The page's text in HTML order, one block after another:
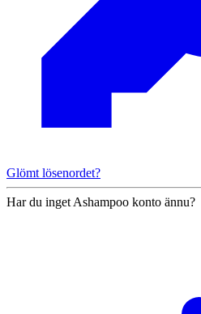
Glömt lösenordet?
Har du inget Ashampoo konto ännu?